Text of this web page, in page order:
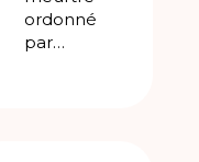
ordonné
par…